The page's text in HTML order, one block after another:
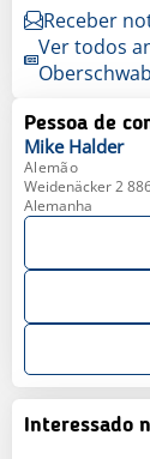
Receber
Ver todos
Pessoa de
Mike Halder
Alemão
Weidenäcker 2
Alemanha
Interessado